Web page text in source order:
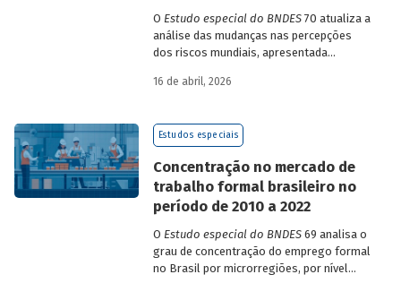
O Estudo especial do BNDES70 atualiza a
análise das mudanças nas percepções
dos riscos mundiais, apresentada
dos relatórios Global Risks Report (GRR)
mundiais para o ano em curso e para dois
16 de abril, 2026
Estudos especiais
Concentração no mercado de
trabalho formal brasileiro no
período de 2010 a 2022
O Estudo especial do BNDES69 analisa o
grau de concentração do emprego formal
no Brasil por microrregiões, por nível